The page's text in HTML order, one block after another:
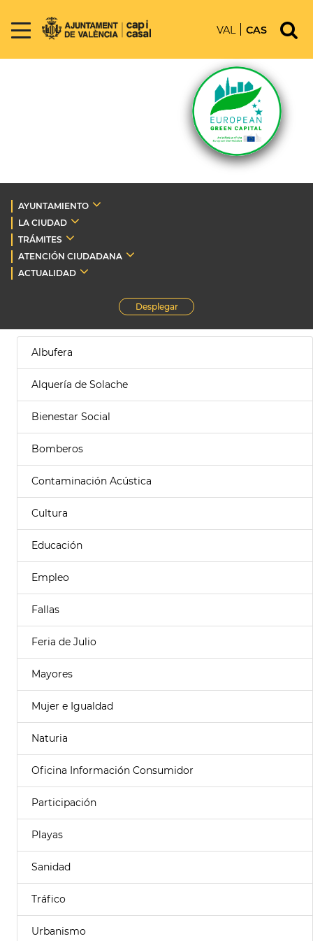
VAL CAS
AYUNTAMIENTO
LA CIUDAD
TRÁMITES
ATENCIÓN CIUDADANA
ACTUALIDAD
Desplegar
Albufera
Alquería de Solache
Bienestar Social
Bomberos
Contaminación Acústica
Cultura
Educación
Empleo
Fallas
Feria de Julio
Mayores
Mujer e Igualdad
Naturia
Oficina Información Consumidor
Participación
Playas
Sanidad
Tráfico
Urbanismo